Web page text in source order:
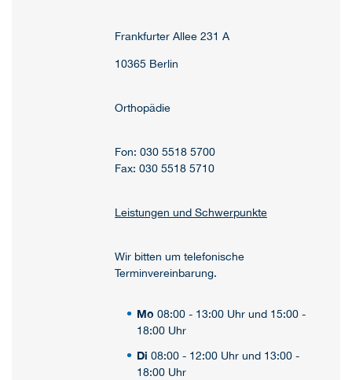
Frankfurter Allee 231 A
10365 Berlin
Orthopädie
Fon: 030 5518 5700
Fax: 030 5518 5710
Leistungen und Schwerpunkte
Wir bitten um telefonische
Terminvereinbarung.
Mo 08:00 - 13:00 Uhr und 15:00 -
18:00 Uhr
Di 08:00 - 12:00 Uhr und 13:00 -
18:00 Uhr